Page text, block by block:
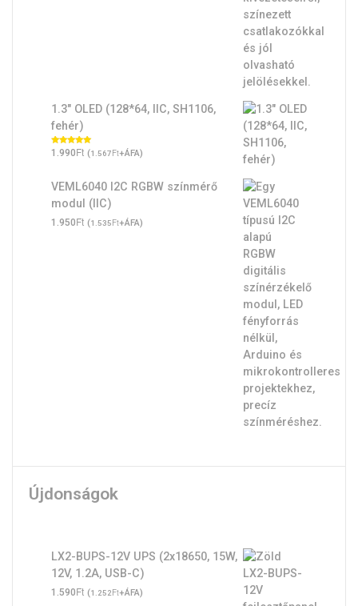
1.3" OLED (128*64, IIC, SH1106,
fehér)
Értékelés:
5.00 / 5
1.990Ft (1.567Ft+ÁFA)
VEML6040 I2C RGBW színmérő
modul (IIC)
1.950Ft (1.535Ft+ÁFA)
Újdonságok
LX2-BUPS-12V UPS (2x18650, 15W,
12V, 1.2A, USB-C)
1.590Ft (1.252Ft+ÁFA)